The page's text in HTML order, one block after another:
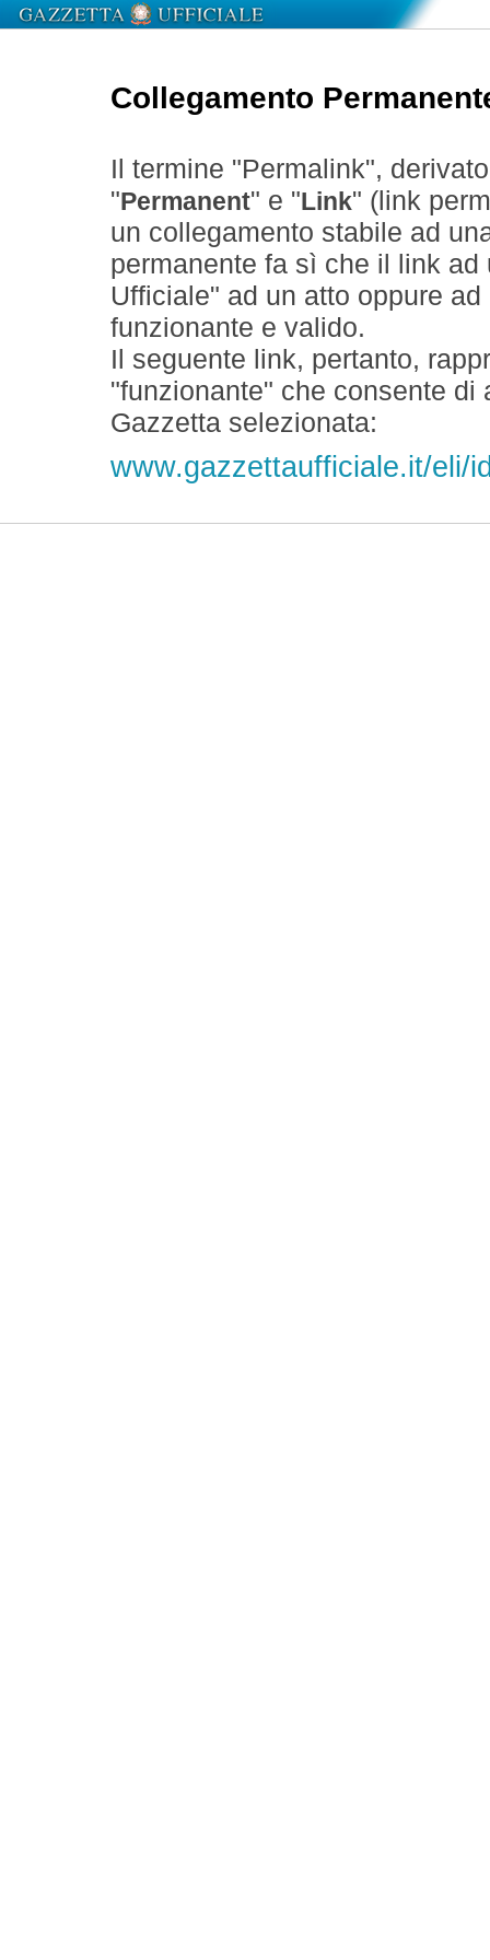
Collegamento
Il termine "Permalink",
" Permanent" e " Link" (link
un collegamento stabile ad
permanente fa sì che il link
Ufficiale" ad un atto oppure
funzionante e valido.
Il seguente link, pertanto,
"funzionante" che consente
Gazzetta selezionata:
www.gazzettaufficiale.it/eli/